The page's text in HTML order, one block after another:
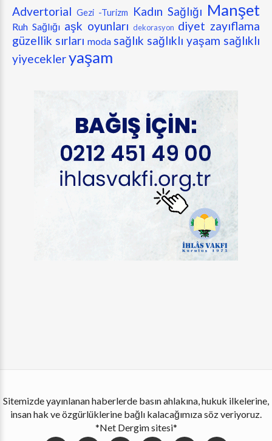
Advertorial Gezi -Turizm Kadın Sağlığı Manşet
Ruh Sağlığı aşk oyunları dekorasyon diyet zayıflama
güzellik sırları moda sağlık sağlıklı yaşam sağlıklı
yiyecekleryaşam
Sitemizde yayınlanan haberlerde basın ahlakına, hukuk ilkelerine,
insan hak ve özgürlüklerine bağlı kalacağımıza söz veriyoruz.
*Net Dergim sitesi*